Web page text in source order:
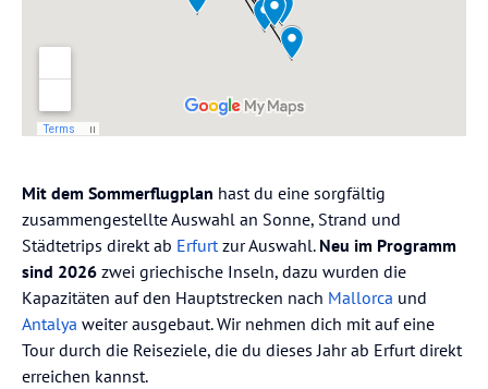
Mit dem Sommerflugplan hast du eine sorgfältig
zusammengestellte Auswahl an Sonne, Strand und
Städtetrips direkt ab Erfurtzur Auswahl. Neu im Programm
sind 2026 zwei griechische Inseln, dazu wurden die
Kapazitäten auf den Hauptstrecken nach Mallorca und
Antalya weiter ausgebaut. Wir nehmen dich mit auf eine
Tour durch die Reiseziele, die du dieses Jahr ab Erfurt direkt
erreichen kannst.